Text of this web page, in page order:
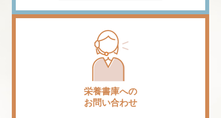
栄養書庫への
お問い合わせ